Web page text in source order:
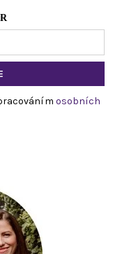
osobních